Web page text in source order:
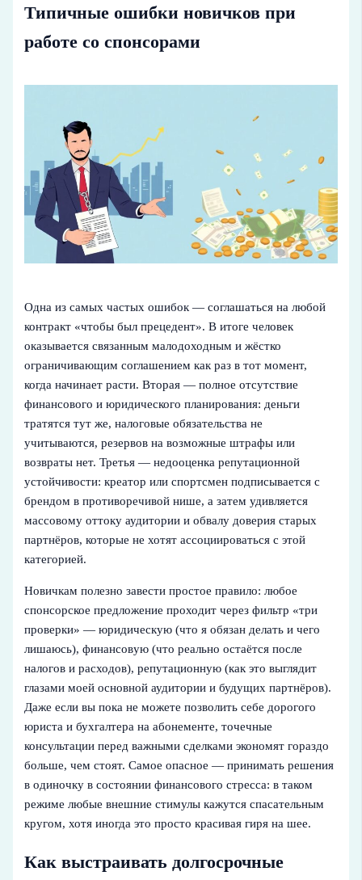
Типичные ошибки новичков при
работе со спонсорами
Одна из самых частых ошибок — соглашаться на любой
контракт «чтобы был прецедент». В итоге человек
оказывается связанным малодоходным и жёстко
ограничивающим соглашением как раз в тот момент,
когда начинает расти. Вторая — полное отсутствие
финансового и юридического планирования: деньги
тратятся тут же, налоговые обязательства не
учитываются, резервов на возможные штрафы или
возвраты нет. Третья — недооценка репутационной
устойчивости: креатор или спортсмен подписывается с
брендом в противоречивой нише, а затем удивляется
массовому оттоку аудитории и обвалу доверия старых
партнёров, которые не хотят ассоциироваться с этой
категорией.
Новичкам полезно завести простое правило: любое
спонсорское предложение проходит через фильтр «три
проверки» — юридическую (что я обязан делать и чего
лишаюсь), финансовую (что реально остаётся после
налогов и расходов), репутационную (как это выглядит
глазами моей основной аудитории и будущих партнёров).
Даже если вы пока не можете позволить себе дорогого
юриста и бухгалтера на абонементе, точечные
консультации перед важными сделками экономят гораздо
больше, чем стоят. Самое опасное — принимать решения
в одиночку в состоянии финансового стресса: в таком
режиме любые внешние стимулы кажутся спасательным
кругом, хотя иногда это просто красивая гиря на шее.
Как выстраивать долгосрочные